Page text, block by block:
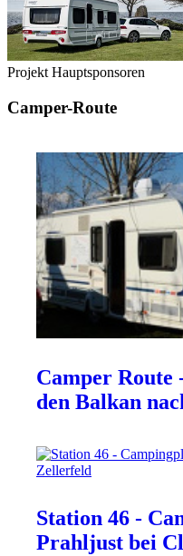
Projekt Hauptsponsoren
Camper-Route
Camper
den Balkan
Station 46 -
Prahljust bei